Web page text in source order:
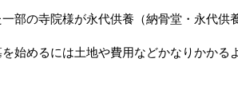
部の寺院様が永代供養（納骨堂・永代供
始めるには土地や費用などかなりかかる